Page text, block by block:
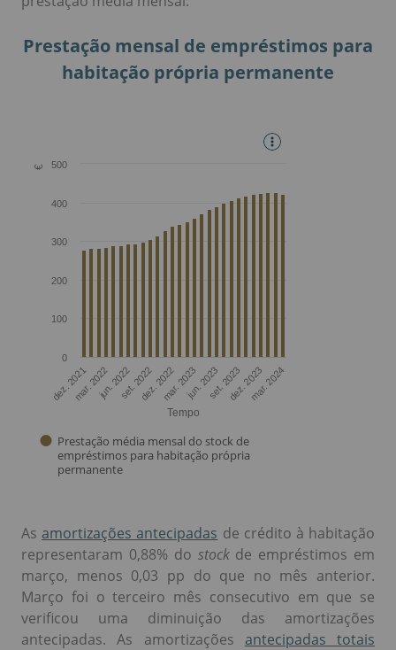
Prestação mensal de empréstimos para
habitação própria permanente
As amortizações antecipadas de crédito à habitação
representaram 0,88% do stockde empréstimos em
março, menos 0,03 pp do que no mês anterior.
Março foi o terceiro mês consecutivo em que se
verificou uma diminuição das amortizações
antecipadas. As amortizações antecipadas totais